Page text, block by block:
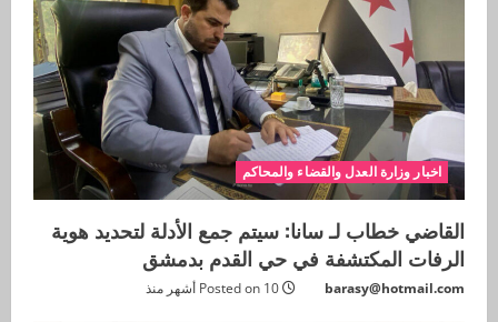
اخبار وزارة العدل والقضاء والمحاكم
القاضي خطاب لـ سانا: سيتم جمع الأدلة لتحديد هوية
الرفات المكتشفة في حي القدم بدمشق
barasy@hotmail.com